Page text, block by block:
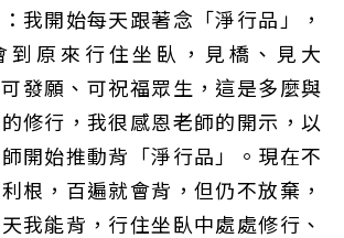
我開始每天跟著念「淨行品」，
到原來行住坐臥，見橋、見大
發願、可祝福眾生，這是多麼與
修行，我很感恩老師的開示，以
開始推動背「淨行品」。現在不
根，百遍就會背，但仍不放棄，
我能背，行住坐臥中處處修行、